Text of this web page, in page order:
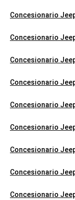
Concesionario
Concesionario
Concesionario
Concesionario
Concesionario
Concesionario
Concesionario
Concesionario
Concesionario